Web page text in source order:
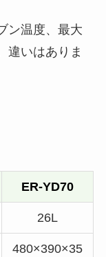
ン温度、最大
違いはありま
ER-YD70
26L
480×390×35